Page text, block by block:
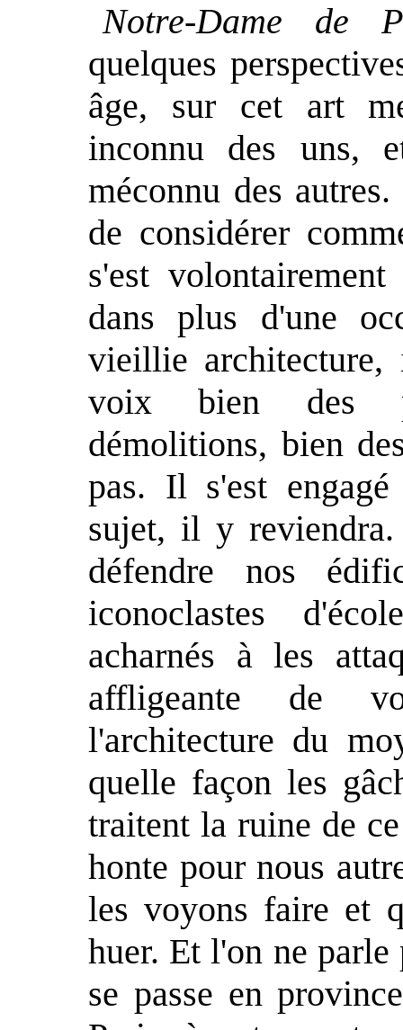
Notre-Dame de
quelques
âge, sur cet art
inconnu des uns,
méconnu des
de considérer
s'est
dans plus d'une
vieillie
voix bien des
démolitions, bien
pas. Il s'est
sujet, il y
défendre nos
iconoclastes
acharnés à les
affligeante de
l'architecture du
quelle façon les
traitent la ruine de
honte pour nous
les voyons faire et
huer. Et l'on ne
se passe en